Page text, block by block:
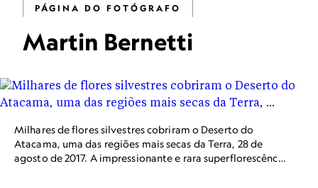
PÁGINA DO FOTÓGRAFO
Martin Bernetti
Milhares de flores silvestres cobriram o Deserto do
Atacama, uma das regiões mais secas da Terra, 28 de
agosto de 2017. A impressionante e rara superflorescência